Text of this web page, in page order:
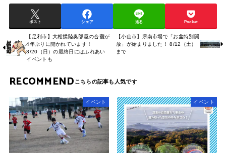
ポスト シェア 送る Pocket
【足利市】大相撲陸奥部屋の合宿が
4年ぶりに開かれています！
8/20（日）の最終日にはふれあい
イベントも
【小山市】県南市場で「お盆特別開
放」が始まりました！ 8/12（土）
まで
RECOMMEND
イベント イベント